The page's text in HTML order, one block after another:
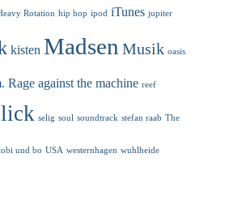
Rotation hip hop ipod iTunes jupiter
kisten Madsen Musik oasis
Rage against the machine reef
selig soul soundtrack stefan raab The
und bo USA westernhagen wuhlheide